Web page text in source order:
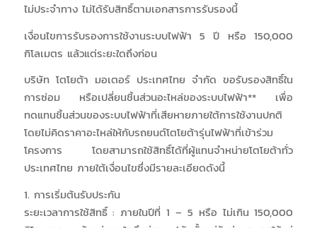
ไม่ประจำทาง ไม่ได้รับสิทธิ์ตามเอกสารการรับรองนี้
เงื่อนไขการรับรองการใช้งานระบบไฟฟ้า 5 ปี หรือ 150,000
กิโลเมตร แล้วแต่ระยะใดถึงก่อน
บริษัท โตโยต้า มอเตอร์ ประเทศไทย จำกัด ขอรับรองสิทธิ์ใน
การซ่อม หรือเปลี่ยนชิ้นส่วนอะไหล่ของระบบไฟฟ้า** เพื่อ
ทดแทนชิ้นส่วนของระบบไฟฟ้าที่เสียหายภายใต้การใช้งานปกติ
โดยไม่คิดราคาอะไหล่ให้กับรถยนต์โตโยต้ารุ่นไฟฟ้าที่เข้าร่วม
โครงการ โดยสามารถใช้สิทธิ์ได้ที่ผู้แทนจำหน่ายโตโยต้าทั่ว
ประเทศไทย ภายใต้เงื่อนไขซึ่งมีรายละเอียดดังนี้
1. การเริ่มต้นรับประกัน
ระยะเวลาการใช้สิทธิ์ : ภายในปีที่ 1 – 5 หรือ ไม่เกิน 150,000